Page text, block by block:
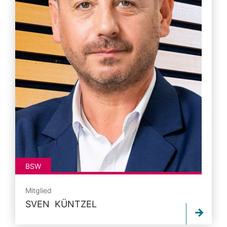
BSW
Mitglied
SVEN KÜNTZEL